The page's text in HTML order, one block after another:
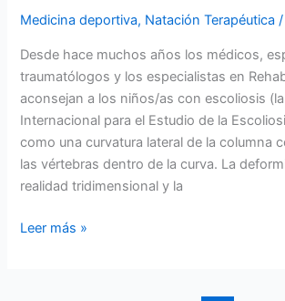
las
discales
lumbares
Medicina deportiva, Natación Terapéutica /
Desde hace muchos años los médicos,
traumatólogos y los especialistas en
aconsejan a los niños/as con escoliosis
Internacional para el Estudio de la
como una curvatura lateral de la columna
las vértebras dentro de la curva. La
realidad tridimensional y la
Escoliosis
Leer más »